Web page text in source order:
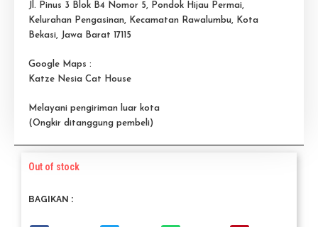
Jl. Pinus 3 Blok B4 Nomor 5, Pondok Hijau Permai,
Kelurahan Pengasinan, Kecamatan Rawalumbu, Kota
Bekasi, Jawa Barat 17115
Google Maps :
Katze Nesia Cat House
Melayani pengiriman luar kota
(Ongkir ditanggung pembeli)
Out of stock
BAGIKAN :